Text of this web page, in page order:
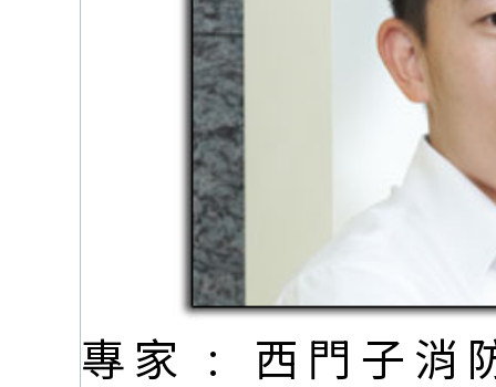
專家 : 西門子消